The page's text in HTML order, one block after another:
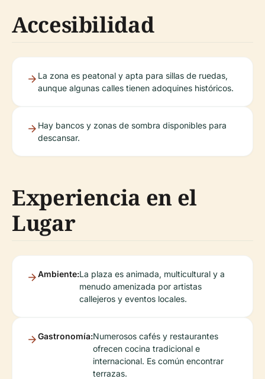
Accesibilidad
La zona es peatonal y apta para sillas de ruedas,
aunque algunas calles tienen adoquines históricos.
Hay bancos y zonas de sombra disponibles para
descansar.
Experiencia en el
Lugar
Ambiente:La plaza es animada, multicultural y a
menudo amenizada por artistas
callejeros y eventos locales.
Gastronomía:Numerosos cafés y restaurantes
ofrecen cocina tradicional e
internacional. Es común encontrar
terrazas.